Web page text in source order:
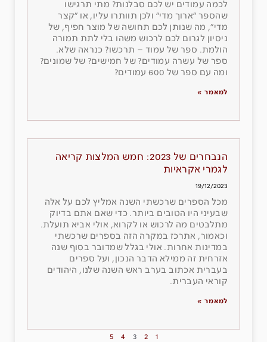
לכמה עמודים יש לכם סבלנות? מתי תרגישו
שהספר ״ארוך מדי״ ולכן תוותרו עליו, או ״קצר
מדי״, מה שנותן לכם תחושה של מוצר חפיף, של
ניסיון לגרום לכם לרכוש משהו בלי לתת תמורה
הולמת. ספר של עמוד – תרכשו? כנראה שלא.
ספר של עשרה עמודים? של חמישים? של שמונים?
ומה עם ספר של 600 עמודים?
למאמר »
הנבחרים של 2023: חמש המלצות קריאה
לגמרי אקראיות
19/12/2023
מכל הספרים שרכשתי השנה אמליץ לכם על אלה
שבעיני היו הטובים ביותר. כדי שאם אתם בדיוק
מתלבטים מה לרכוש או לקרוא, אולי אביא תועלת.
וכאמור, אתרכז במקרה הזה בספרים שרכשתי
במדינות אחרות. אולי בגלל שמדובר בסוף שנה
אזרחית זה ממילא הדבר הנכון, ועל ספרים
בעברית אכתוב בערב ראש השנה שלנו, היהודים
קוראי העברית.
למאמר »
1
2
3
4
5